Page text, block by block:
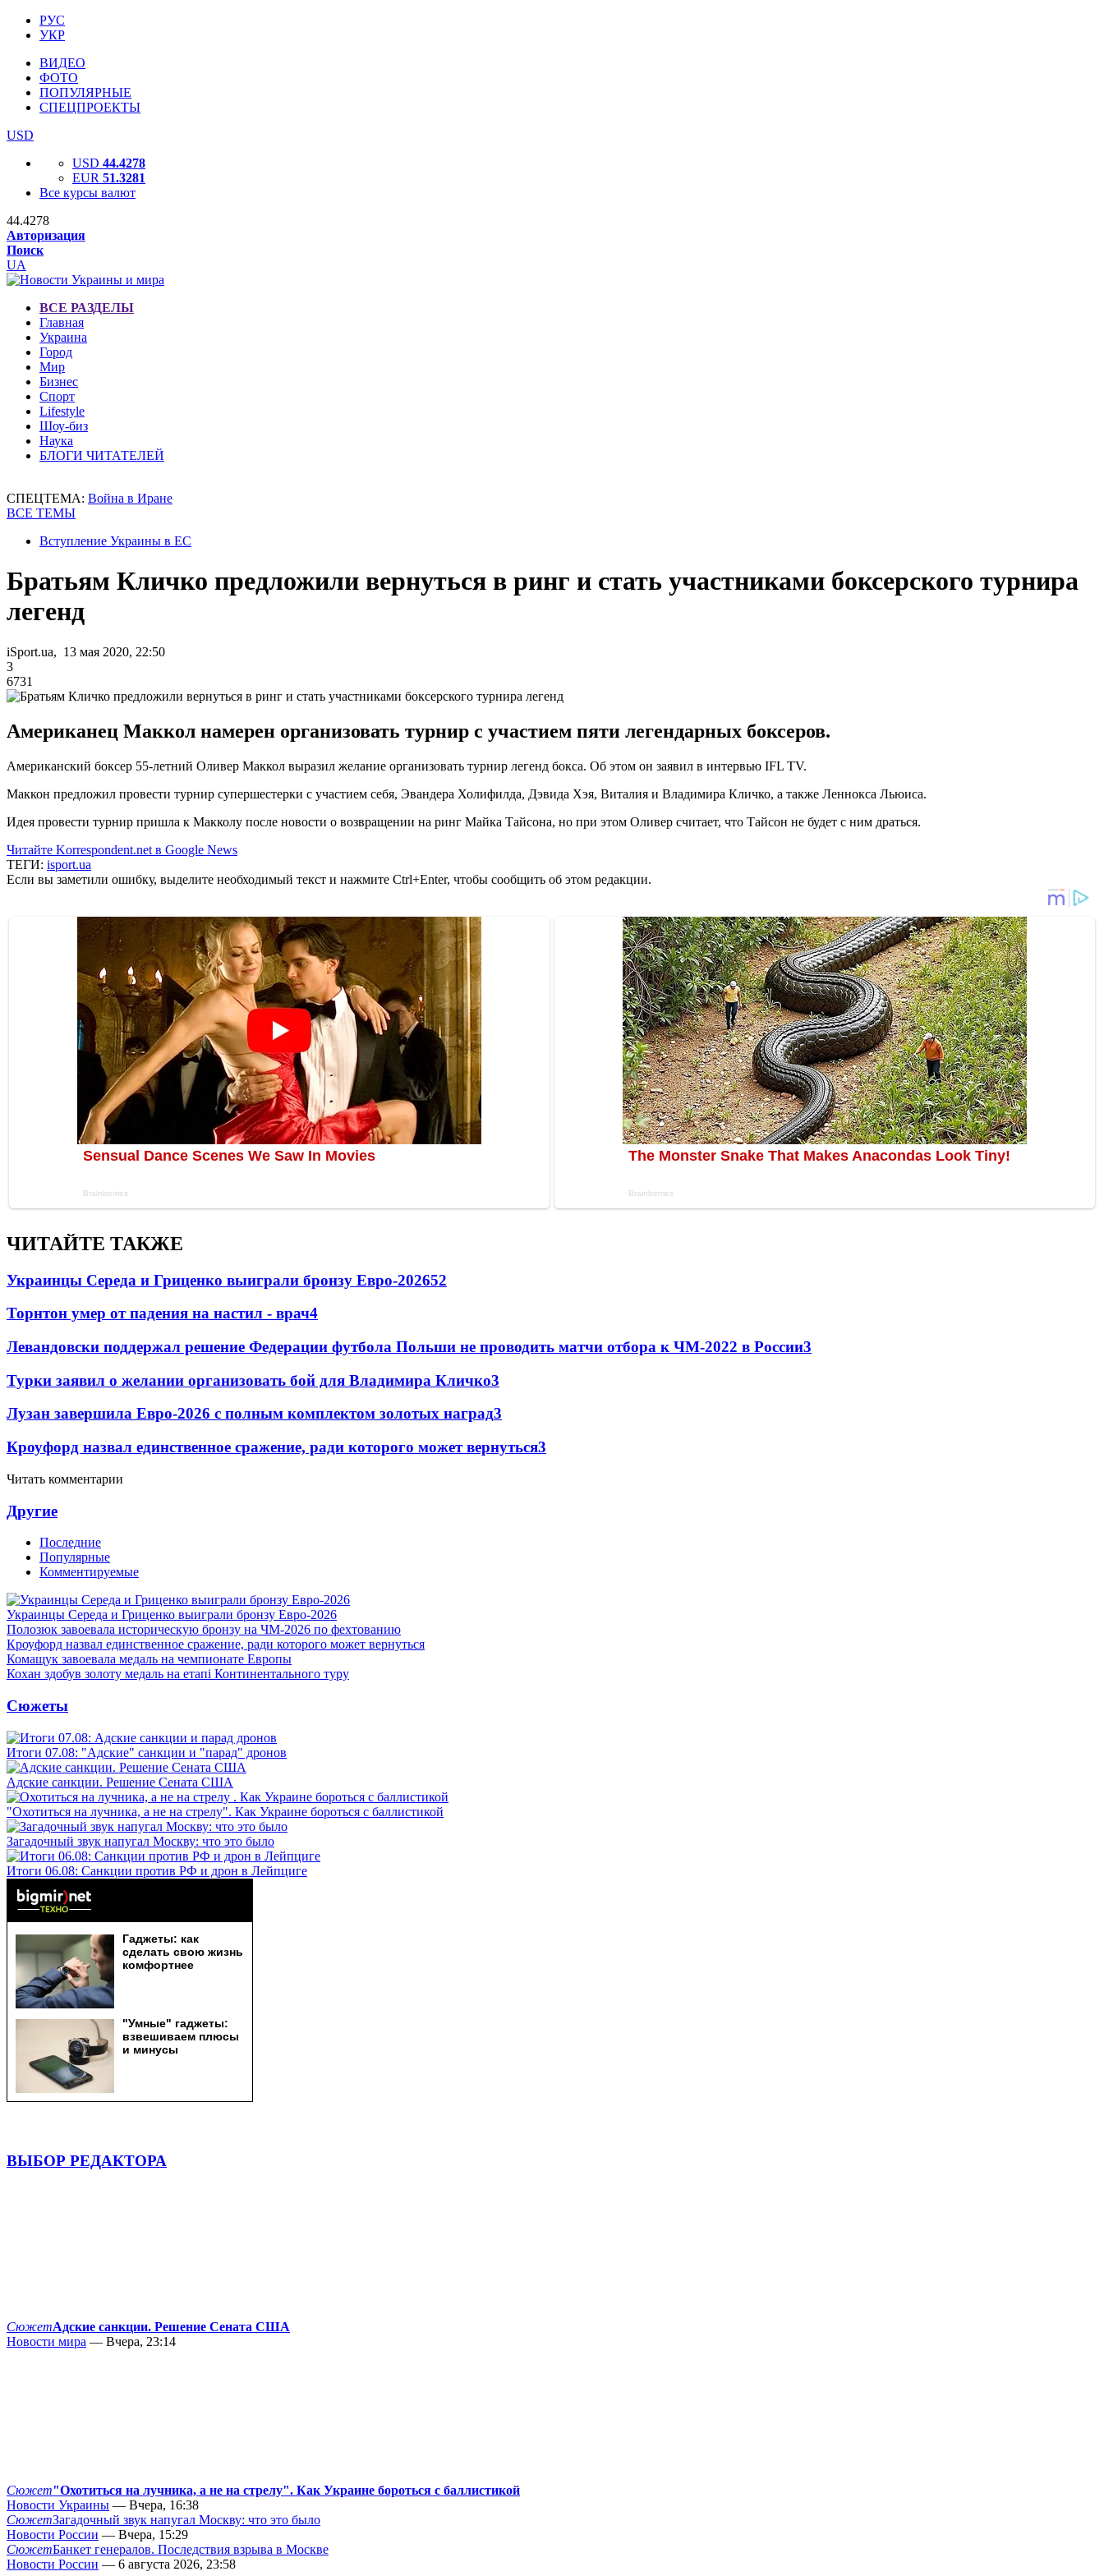
РУС
УКР
ВИДЕО
ФОТО
ПОПУЛЯРНЫЕ
СПЕЦПРОЕКТЫ
USD
USD 44.4278
EUR 51.3281
Все курсы валют
44.4278
Авторизация
Поиск
UA
ВСЕ РАЗДЕЛЫ
Главная
Украина
Город
Мир
Бизнес
Спорт
Lifestyle
Шоу-биз
Наука
БЛОГИ ЧИТАТЕЛЕЙ
СПЕЦТЕМА: Война в Иране
ВСЕ ТЕМЫ
Вступление Украины в ЕС
Братьям Кличко предложили вернуться в ринг и стать участниками боксерского турнира
легенд
iSport.ua, 13 мая 2020, 22:50
3
6731
Американец Маккол намерен организовать турнир с участием пяти легендарных боксеров.
Американский боксер 55-летний Оливер Маккол выразил желание организовать турнир легенд бокса. Об этом он заявил в интервью IFL TV.
Маккон предложил провести турнир супершестерки с участием себя, Эвандера Холифилда, Дэвида Хэя, Виталия и Владимира Кличко, а также Леннокса Льюиса.
Идея провести турнир пришла к Макколу после новости о возвращении на ринг Майка Тайсона, но при этом Оливер считает, что Тайсон не будет с ним драться.
Читайте Korrespondent.net в Google News
ТЕГИ: isport.ua
Если вы заметили ошибку, выделите необходимый текст и нажмите Ctrl+Enter, чтобы сообщить об этом редакции.
ЧИТАЙТЕ ТАКЖЕ
Украинцы Середа и Гриценко выиграли бронзу Евро-202652
Торнтон умер от падения на настил - врач4
Левандовски поддержал решение Федерации футбола Польши не проводить матчи отбора к ЧМ-2022 в России3
Турки заявил о желании организовать бой для Владимира Кличко3
Лузан завершила Евро-2026 с полным комплектом золотых наград3
Кроуфорд назвал единственное сражение, ради которого может вернуться3
Читать комментарии
Другие
Последние
Популярные
Комментируемые
Украинцы Середа и Гриценко выиграли бронзу Евро-2026
Полозюк завоевала историческую бронзу на ЧМ-2026 по фехтованию
Кроуфорд назвал единственное сражение, ради которого может вернуться
Комащук завоевала медаль на чемпионате Европы
Кохан здобув золоту медаль на етапі Континентального туру
Сюжеты
Итоги 07.08: "Адские" санкции и "парад" дронов
Адские санкции. Решение Сената США
"Охотиться на лучника, а не на стрелу". Как Украине бороться с баллистикой
Загадочный звук напугал Москву: что это было
Итоги 06.08: Санкции против РФ и дрон в Лейпциге
ВЫБОР РЕДАКТОРА
СюжетАдские санкции. Решение Сената США
Новости мира — Вчера, 23:14
Сюжет"Охотиться на лучника, а не на стрелу". Как Украине бороться с баллистикой
Новости Украины — Вчера, 16:38
СюжетЗагадочный звук напугал Москву: что это было
Новости России — Вчера, 15:29
СюжетБанкет генералов. Последствия взрыва в Москве
Новости России — 6 августа 2026, 23:58